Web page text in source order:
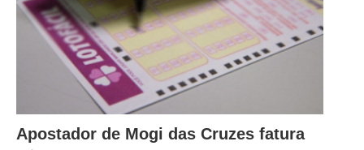
Apostador de Mogi das Cruzes fatura